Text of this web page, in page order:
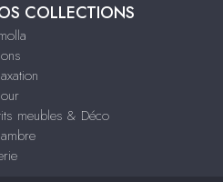
COLLECTIONS
meubles & Déco